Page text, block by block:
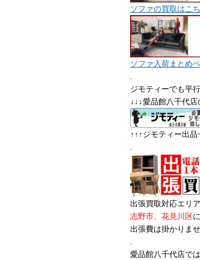
ソファの買取はこ
ソファ入荷まとめ
.
ジモティーでも平
↓↓↓愛品館八千代
↑↑↑ジモティー出
.
出張買取対応エリ
志野市、花見川区
出張費は掛かりま
.
愛品館八千代店で